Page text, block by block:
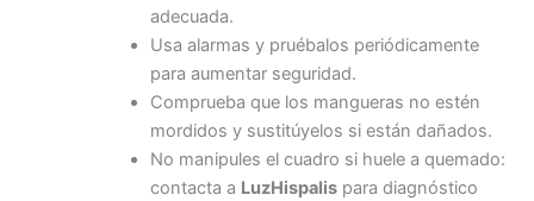
adecuada.
Usa alarmas y pruébalos periódicamente
para aumentar seguridad.
Comprueba que los mangueras no estén
mordidos y sustitúyelos si están dañados.
No manipules el cuadro si huele a quemado:
contacta a LuzHispalispara diagnóstico